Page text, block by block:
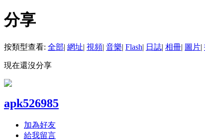
分享
按類型查看: 全部| 網址| 視頻| 音樂| Flash| 日誌| 相冊| 圖片|
現在還沒分享
apk526985
加為好友
給我留言